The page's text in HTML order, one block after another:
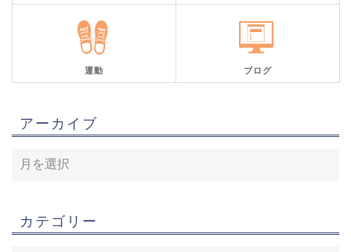
運動 ブログ
アーカイブ
カテゴリー